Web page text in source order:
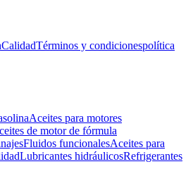
CalidadTérminos y condicionespolítica
Aceites para motores
de motor de fórmula
Fluidos funcionalesAceites para
Lubricantes hidráulicosRefrigerantes